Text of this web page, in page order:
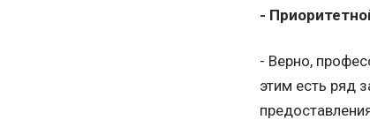
-
- Верно,
этим есть ряд